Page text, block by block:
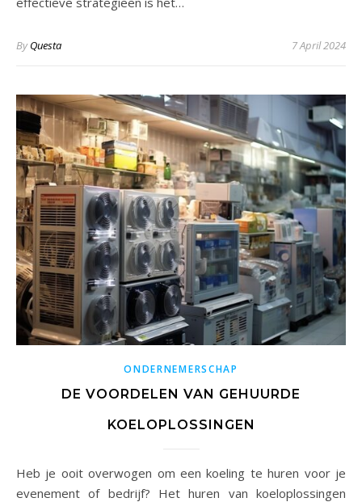
ByQuesta 7 April 2024
ONDERNEMERSCHAP
DE VOORDELEN VAN GEHUURDE
KOELOPLOSSINGEN
Heb je ooit overwogen om een koeling te huren voor je
evenement of bedrijf? Het huren van koeloplossingen